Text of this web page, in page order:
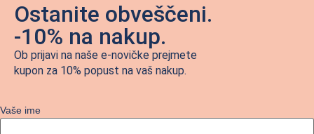
Ostanite obveščeni.
-10% na nakup.
Ob prijavi na naše e-novičke prejmete
kupon za 10% popust na vaš nakup.
Vaše ime